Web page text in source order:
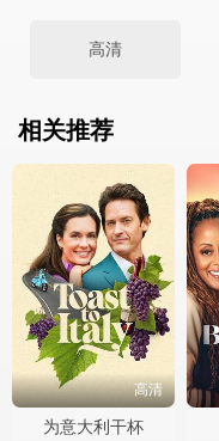
高清
相关推荐
高清
为意大利干杯